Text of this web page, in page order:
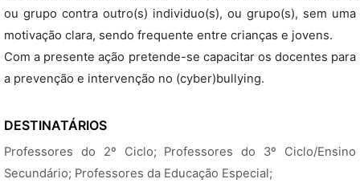
ou grupo contra outro(s) individuo(s), ou grupo(s), sem uma
motivação clara, sendo frequente entre crianças e jovens.
Com a presente ação pretende-se capacitar os docentes para
a prevenção e intervenção no (cyber)bullying.
DESTINATÁRIOS
Professores do 2º Ciclo; Professores do 3º Ciclo/Ensino
Secundário; Professores da Educação Especial;